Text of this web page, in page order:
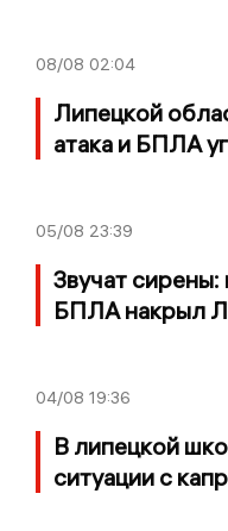
08/08 02:04
Липецкой
атака и БПЛА
05/08 23:39
Звучат
БПЛА накрыл
04/08 19:36
В липецкой
ситуации с